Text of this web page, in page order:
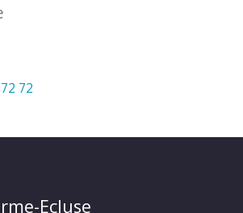
72
Ecluse